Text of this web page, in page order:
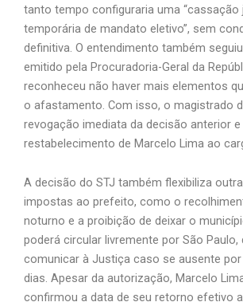
tanto tempo configuraria uma “cassação
temporária de mandato eletivo”, sem
definitiva. O entendimento também
emitido pela Procuradoria-Geral da
reconheceu não haver mais elementos
o afastamento. Com isso, o magistrado
revogação imediata da decisão anterior e
restabelecimento de Marcelo Lima ao
A decisão do STJ também flexibiliza
impostas ao prefeito, como o
noturno e a proibição de deixar o
poderá circular livremente por São Paulo,
comunicar à Justiça caso se ausente
dias. Apesar da autorização, Marcelo
confirmou a data de seu retorno efetivo